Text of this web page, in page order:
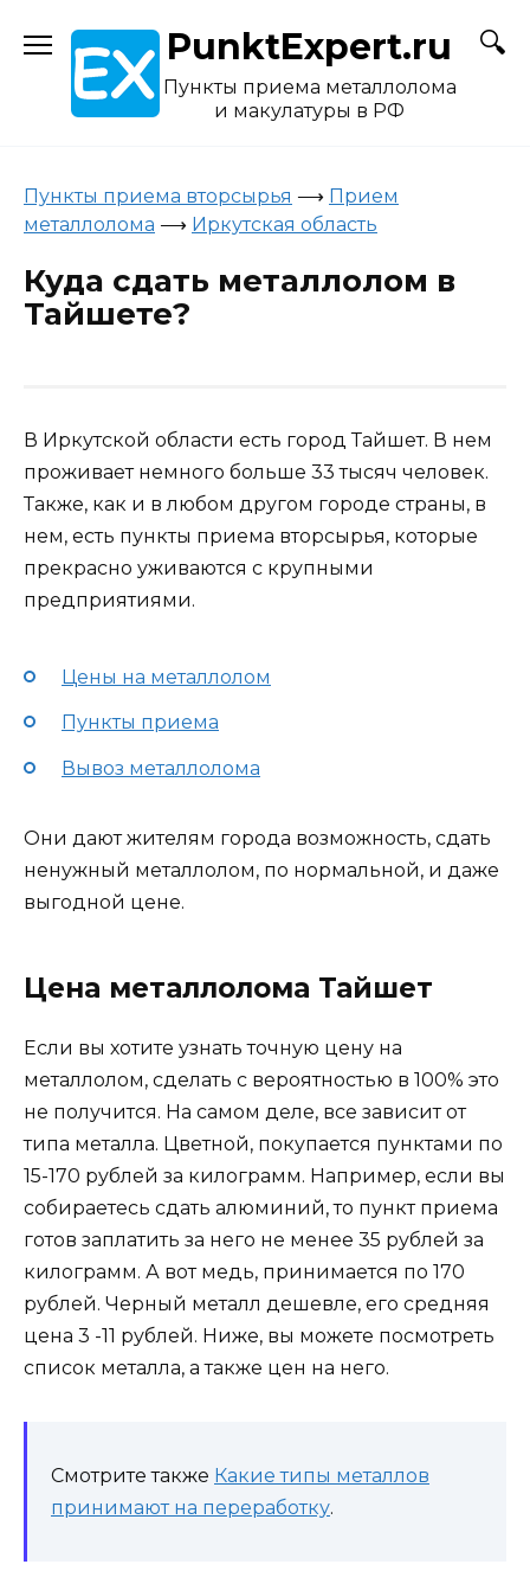
content
PunktExpert.ru
Пункты приема металлолома
и макулатуры в РФ
Пункты приема вторсырья ⟶ Прием
металлолома ⟶ Иркутская область
Куда сдать металлолом в
Тайшете?
В Иркутской области есть город Тайшет. В нем
проживает немного больше 33 тысяч человек.
Также, как и в любом другом городе страны, в
нем, есть пункты приема вторсырья, которые
прекрасно уживаются с крупными
предприятиями.
Цены на металлолом
Пункты приема
Вывоз металлолома
Они дают жителям города возможность, сдать
ненужный металлолом, по нормальной, и даже
выгодной цене.
Цена металлолома Тайшет
Если вы хотите узнать точную цену на
металлолом, сделать с вероятностью в 100% это
не получится. На самом деле, все зависит от
типа металла. Цветной, покупается пунктами по
15-170 рублей за килограмм. Например, если вы
собираетесь сдать алюминий, то пункт приема
готов заплатить за него не менее 35 рублей за
килограмм. А вот медь, принимается по 170
рублей. Черный металл дешевле, его средняя
цена 3 -11 рублей. Ниже, вы можете посмотреть
список металла, а также цен на него.
Смотрите также Какие типы металлов
принимают на переработку.